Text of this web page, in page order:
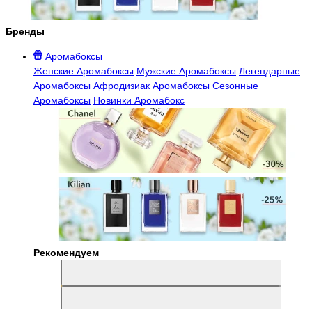
Бренды
Аромабоксы
Женские Аромабоксы Мужские Аромабоксы Легендарные
Аромабоксы Афродизиак Аромабоксы Сезонные
Аромабоксы Новинки Аромабокс
Рекомендуем